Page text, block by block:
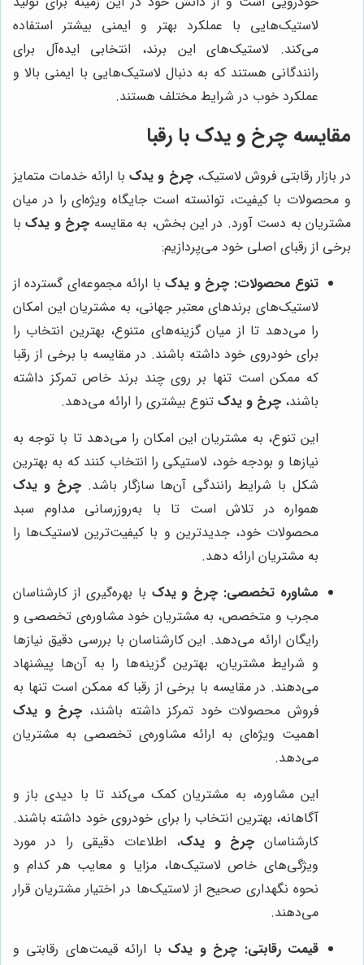
لاستیک‌هایی با عملکرد بهتر و ایمنی بیشتر استفاده
می‌کند. لاستیک‌های این برند، انتخابی ایده‌آل برای
رانندگانی هستند که به دنبال لاستیک‌هایی با ایمنی بالا و
عملکرد خوب در شرایط مختلف هستند.
مقایسه چرخ و یدک با رقبا
در بازار رقابتی فروش لاستیک،چرخ و یدکبا ارائه خدمات متمایز
و محصولات با کیفیت، توانسته است جایگاه ویژه‌ای را در میان
مشتریان به دست آورد. در این بخش، به مقایسه چرخ و یدکبا
برخی از رقبای اصلی خود می‌پردازیم:
تنوع محصولات: چرخ و یدکبا ارائه مجموعه‌ای گسترده از
لاستیک‌های برندهای معتبر جهانی، به مشتریان این امکان
را می‌دهد تا از میان گزینه‌های متنوع، بهترین انتخاب را
برای خودروی خود داشته باشند. در مقایسه با برخی از رقبا
که ممکن است تنها بر روی چند برند خاص تمرکز داشته
باشند، چرخ و یدک تنوع بیشتری را ارائه می‌دهد.
این تنوع، به مشتریان این امکان را می‌دهد تا با توجه به
نیازها و بودجه خود، لاستیکی را انتخاب کنند که به بهترین
شکل با شرایط رانندگی آن‌ها سازگار باشد.چرخ و یدک
همواره در تلاش است تا با به‌روزرسانی مداوم سبد
محصولات خود، جدیدترین و با کیفیت‌ترین لاستیک‌ها را
به مشتریان ارائه دهد.
مشاوره تخصصی: چرخ و یدک با بهره‌گیری از کارشناسان
مجرب و متخصص، به مشتریان خود مشاوره‌ی تخصصی و
رایگان ارائه می‌دهد. این کارشناسان با بررسی دقیق نیازها
و شرایط مشتریان، بهترین گزینه‌ها را به آن‌ها پیشنهاد
می‌دهند. در مقایسه با برخی از رقبا که ممکن است تنها به
فروش محصولات خود تمرکز داشته باشند، چرخ و یدک
اهمیت ویژه‌ای به ارائه مشاوره‌ی تخصصی به مشتریان
می‌دهد.
این مشاوره، به مشتریان کمک می‌کند تا با دیدی باز و
آگاهانه، بهترین انتخاب را برای خودروی خود داشته باشند.
کارشناسان چرخ و یدک، اطلاعات دقیقی را در مورد
ویژگی‌های خاص لاستیک‌ها، مزایا و معایب هر کدام و
نحوه نگهداری صحیح از لاستیک‌ها در اختیار مشتریان قرار
می‌دهند.
قیمت رقابتی: چرخ و یدکبا ارائه قیمت‌های رقابتی و